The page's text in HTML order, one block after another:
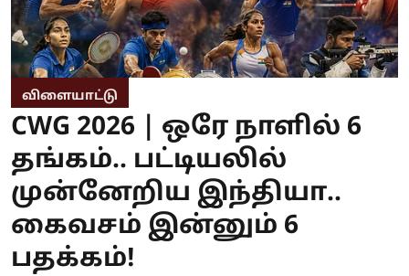
விளையாட்டு
CWG 2026 | ஒரே நாளில் 6
தங்கம்.. பட்டியலில்
முன்னேறிய இந்தியா..
கைவசம் இன்னும் 6
பதக்கம்!